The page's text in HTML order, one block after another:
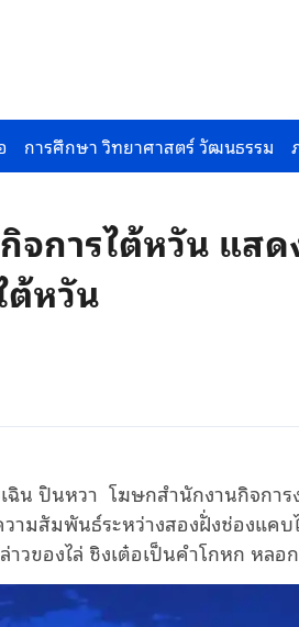
การศึกษา วิทยาศาสตร์ วัฒนธรรม
จการไต้หวัน แส
ต้หวัน
น ปินหวา โฆษกสำนักงานกิจกา
ามสัมพันธ์ระหว่างสองฝั่งช่องแค
วของไล่ ชิงเต๋อเป็นคำโกหก หล